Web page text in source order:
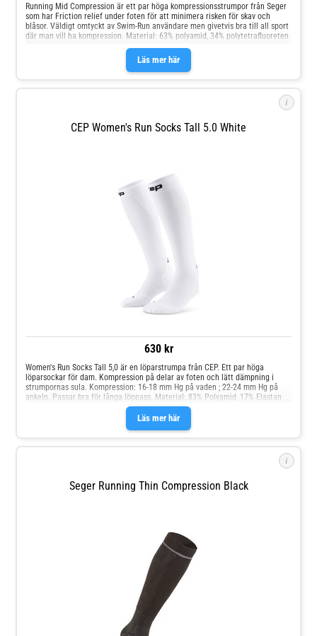
Läs mer här
Running Mid Compression är ett par höga kompressionsstrumpor från Seger
som har Friction relief under foten för att minimera risken för skav och
blåsor. Väldigt omtyckt av Swim-Run användare men givetvis bra till all sport
där man vill ha kompression. Material: 63% polyamid, 34% polytetrafluoreten
i
CEP Women's Run Socks Tall 5.0 White
630 kr
Läs mer här
Women's Run Socks Tall 5,0 är en löparstrumpa från CEP. Ett par höga
löparsockar för dam. Kompression på delar av foten och lätt dämpning i
strumpornas sula. Kompression: 16-18 mm Hg på vaden ; 22-24 mm Hg på
ankeln. Passar bra för långa löppass. Material: 83% Polyamid, 17% Elastan
i
Seger Running Thin Compression Black